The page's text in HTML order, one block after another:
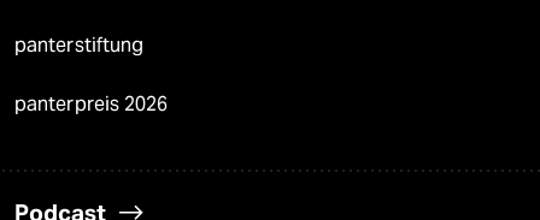
panterstiftung
panterpreis 2026
Podcast